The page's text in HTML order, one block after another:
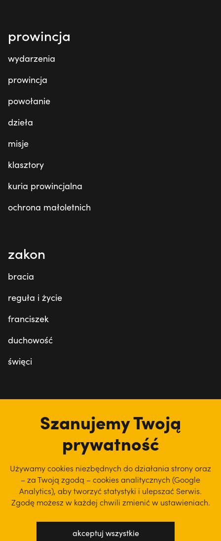
prowincja
wydarzenia
prowincja
powołanie
dzieła
misje
klasztory
kuria prowincjalna
ochrona małoletnich
zakon
bracia
reguła i życie
franciszek
duchowość
święci
Szanujemy Twoją
prywatność
Używamy cookies niezbędnych do działania strony oraz
– za Twoją zgodą – cookies analitycznych (Google
Analytics), abytworzyć statystyki i ulepszać Serwis.
Zgodę możesz w każdej chwili zmienić w ustawieniach.
akceptuj wszystkie